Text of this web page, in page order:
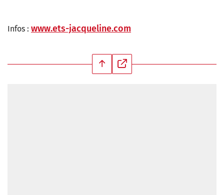
Infos : www.ets-jacqueline.com